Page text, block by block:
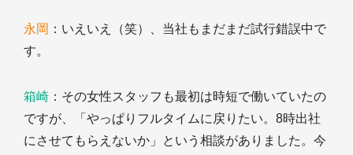
永岡 ：いえいえ（笑）、当社もまだまだ試行錯誤中で
す。
箱崎 ：その女性スタッフも最初は時短で働いていたの
ですが、「やっぱりフルタイムに戻りたい。8時出社
にさせてもらえないか」という相談がありました。今